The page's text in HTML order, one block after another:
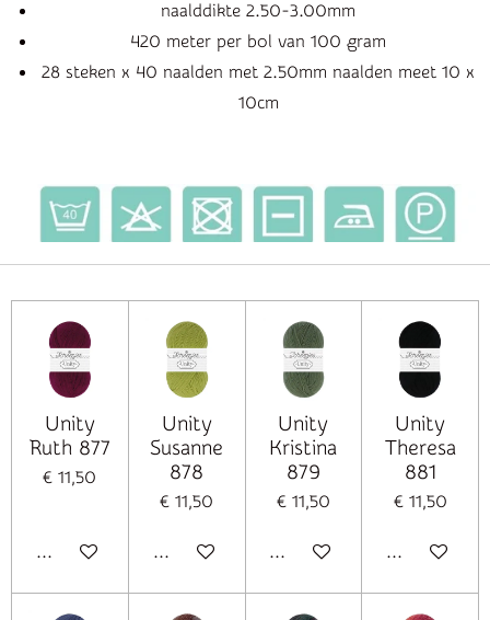
naalddikte 2.50-3.00mm
420 meter per bol van 100 gram
28 steken x 40 naalden met 2.50mm naalden meet 10 x
10cm
Unity
Ruth 877
€ 11,50
In winkelwagen
Unity
Susanne
878
€ 11,50
In winkelwagen
Unity
Kristina
879
€ 11,50
In winkelwagen
Unity
Theresa
881
€ 11,50
In